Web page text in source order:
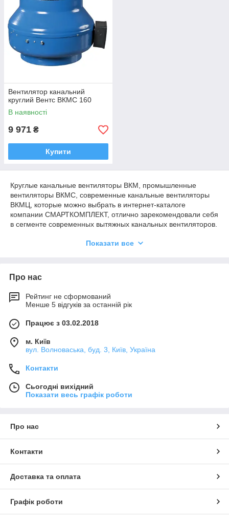
Вентилятор канальний
круглий Вентс ВКМС 160
В наявності
9 971 ₴
Купити
Круглые канальные вентиляторы ВКМ, промышленные
вентиляторы ВКМС, современные канальные вентиляторы
ВКМЦ, которые можно выбрать в интернет-каталоге
компании СМАРТКОМПЛЕКТ, отлично зарекомендовали себя
в сегменте современных вытяжных канальных вентиляторов.
промышленности и производства, где необходима
приборами работать долго и без отключения питания.
вентиляторів Вентс, купити які так просто в один клік?
Монтаж (стельовий і настінний) такого роду вентиляторів для
Подібного роду витяжні канальні вентилятори володіють
(незважаючи на відмінну потужність і високу ступінь
надійності таких промислових вентиляторів). Вентилятор
канальний, ціна якого адекватна, а якість матеріалів,
збирання, конструкції і роботи при цьому відповідають всім
прогресивним технологічним стандартам, прослужить вам
довго і бездоганно.
Показати все
Про нас
Рейтинг не сформований
Менше 5 відгуків за останній рік
Працює з 03.02.2018
м. Київ
вул. Волноваська, буд. 3, Київ, Україна
Контакти
Сьогодні вихідний
Показати весь графік роботи
Про нас
Контакти
Доставка та оплата
Графік роботи